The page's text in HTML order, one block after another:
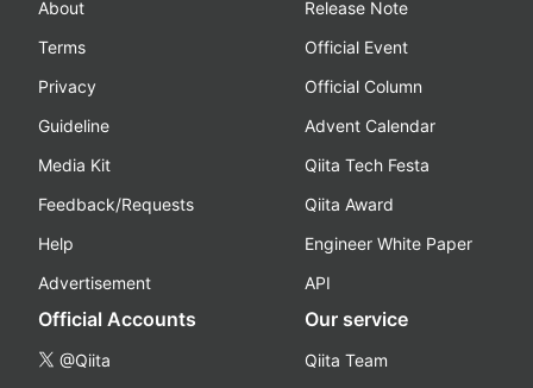
About
Terms
Privacy
Guideline
Media Kit
Feedback/Requests
Help
Advertisement
Release Note
Official Event
Official Column
Advent Calendar
Qiita Tech Festa
Qiita Award
Engineer White Paper
API
Official Accounts
@Qiita
Our service
Qiita Team